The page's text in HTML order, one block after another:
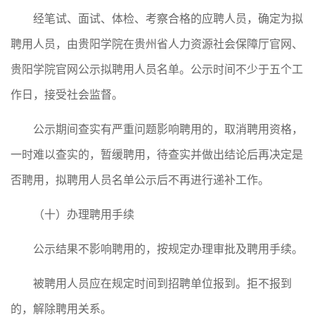
经笔试、面试、体检、考察合格的应聘人员，确定为拟
聘用人员，由贵阳学院在贵州省人力资源社会保障厅官网、
贵阳学院官网公示拟聘用人员名单。公示时间不少于五个工
作日，接受社会监督。
公示期间查实有严重问题影响聘用的，取消聘用资格，
一时难以查实的，暂缓聘用，待查实并做出结论后再决定是
否聘用，拟聘用人员名单公示后不再进行递补工作。
（十）办理聘用手续
公示结果不影响聘用的，按规定办理审批及聘用手续。
被聘用人员应在规定时间到招聘单位报到。拒不报到
的，解除聘用关系。